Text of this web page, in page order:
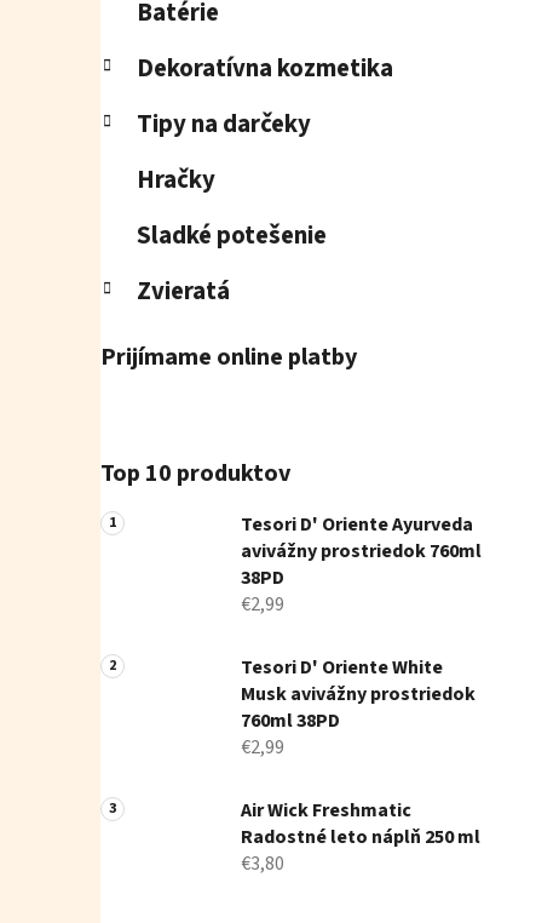
Batérie
Dekoratívna kozmetika
Tipy na darčeky
Hračky
Sladké potešenie
Zvieratá
Prijímame online platby
Top 10 produktov
Tesori D' Oriente Ayurveda
avivážny prostriedok 760ml
38PD
€2,99
Tesori D' Oriente White
Musk avivážny prostriedok
760ml 38PD
€2,99
Air Wick Freshmatic
Radostné leto náplň 250 ml
€3,80